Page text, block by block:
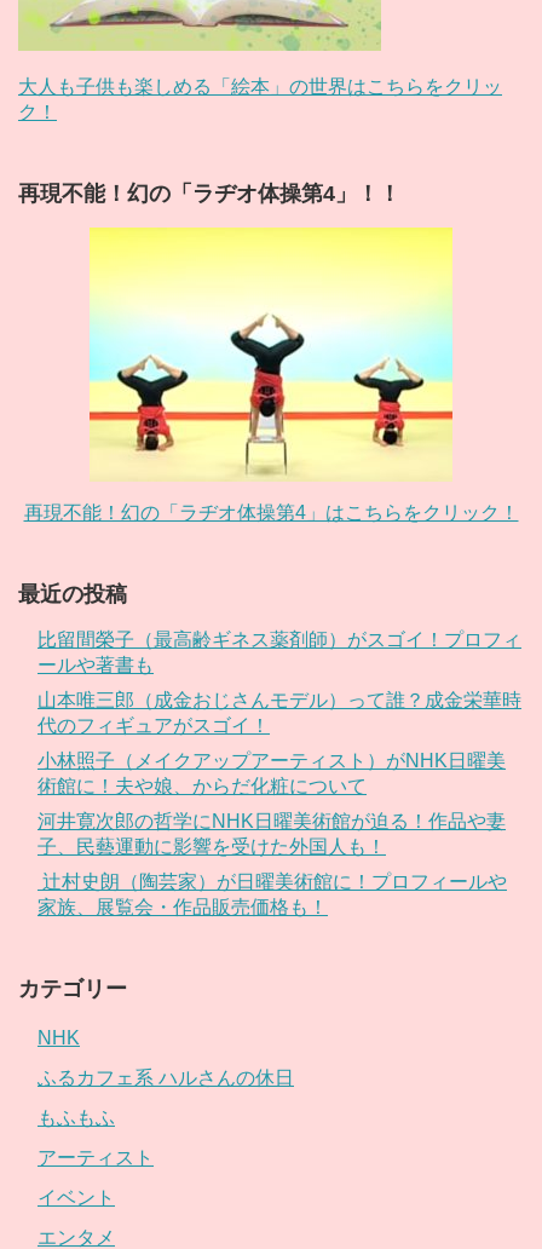
大人も子供も楽しめる「絵本」の世界はこちらをクリッ
ク！
再現不能！幻の「ラヂオ体操第4」！！
再現不能！幻の「ラヂオ体操第4」はこちらをクリック！
最近の投稿
比留間榮子（最高齢ギネス薬剤師）がスゴイ！プロフィ
ールや著書も
山本唯三郎（成金おじさんモデル）って誰？成金栄華時
代のフィギュアがスゴイ！
小林照子（メイクアップアーティスト）がNHK日曜美
術館に！夫や娘、からだ化粧について
河井寛次郎の哲学にNHK日曜美術館が迫る！作品や妻
子、民藝運動に影響を受けた外国人も！
辻村史朗（陶芸家）が日曜美術館に！プロフィールや
家族、展覧会・作品販売価格も！
カテゴリー
NHK
ふるカフェ系 ハルさんの休日
もふもふ
アーティスト
イベント
エンタメ